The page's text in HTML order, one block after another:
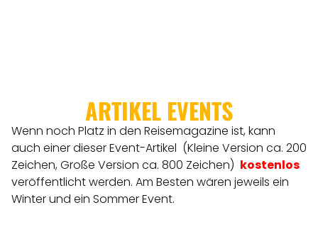
ARTIKEL EVENTS
Wenn noch Platz in den Reisemagazine ist, kann
auch einer dieser Event-Artikel (Kleine Version ca. 200
Zeichen, Große Version ca. 800 Zeichen) kostenlos
veröffentlicht werden. Am Besten wären jeweils ein
Winter und ein Sommer Event.